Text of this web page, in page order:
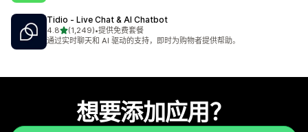
Tidio ‑ Live Chat & AI Chatbot
4.8星（满分 5 星）
(1,249)
总共 1249 条评论
•提供免费套餐
通过实时聊天和 AI 驱动的支持，即时为购物者提供帮助。
想要添加应用？